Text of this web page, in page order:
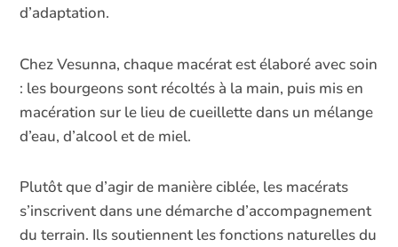
d’adaptation.
Chez Vesunna, chaque macérat est élaboré avec soin
: les bourgeons sont récoltés à la main, puis mis en
macération sur le lieu de cueillette dans un mélange
d’eau, d’alcool et de miel.
Plutôt que d’agir de manière ciblée, les macérats
s’inscrivent dans une démarche d’accompagnement
du terrain. Ils soutiennent les fonctions naturelles du